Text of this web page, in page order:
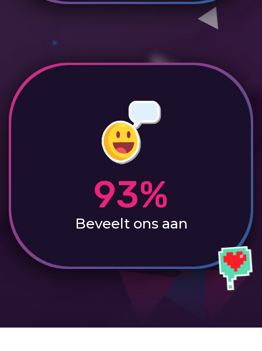
93%
Beveelt ons aan